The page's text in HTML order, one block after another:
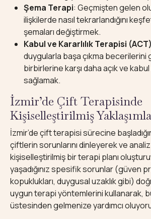
Şema Terapi: Geçmişten gelen
ilişkilerde nasıl tekrarlandığını
şemaları değiştirmek.
Kabul ve Kararlılık Terapisi (ACT)
duygularla başa çıkma becerilerini
birbirlerine karşı daha açık ve kabul
sağlamak.
İzmir’de Çift Terapisinde
Kişiselleştirilmiş
İzmir’de çift terapisi sürecine
çiftlerin sorunlarını dinleyerek ve
kişiselleştirilmiş bir terapi planı
yaşadığınız spesifik sorunlar (güven
kopuklukları, duygusal uzaklık gibi)
uygun terapi yöntemlerini kullanarak,
üstesinden gelmenize yardımcı